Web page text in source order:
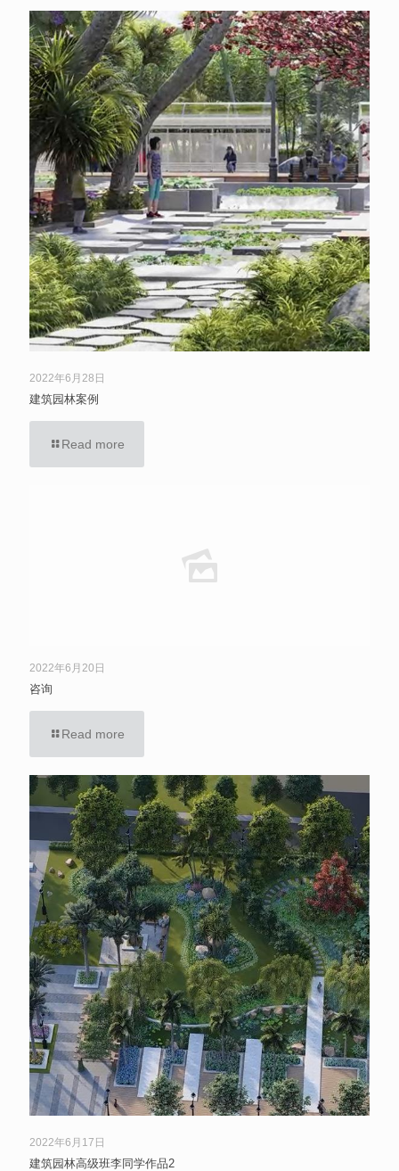
2022年6月28日
建筑园林案例
Read more
2022年6月20日
咨询
Read more
2022年6月17日
建筑园林高级班李同学作品2